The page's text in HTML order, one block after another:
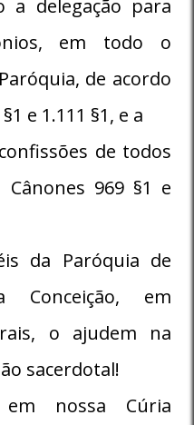
a delegação para
em todo o
de acordo
e 1.111 §1, e a
de todos
969 §1 e
da Paróquia de
Conceição, em
o ajudem na
sacerdotal!
em nossa Cúria